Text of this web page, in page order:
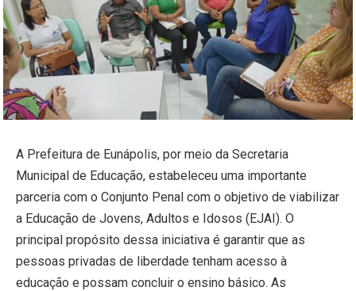
A Prefeitura de Eunápolis, por meio da Secretaria
Municipal de Educação, estabeleceu uma importante
parceria com o Conjunto Penal com o objetivo de viabilizar
a Educação de Jovens, Adultos e Idosos (EJAI). O
principal propósito dessa iniciativa é garantir que as
pessoas privadas de liberdade tenham acesso à
educação e possam concluir o ensino básico. As